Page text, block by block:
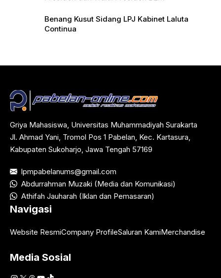
Benang Kusut Sidang LPJ Kabinet Laluta
Continua
Griya Mahasiswa, Universitas Muhammadiyah Surakarta
Jl. Ahmad Yani, Tromol Pos 1 Pabelan, Kec. Kartasura,
Kabupaten Sukoharjo, Jawa Tengah 57169
lpmpabelanums@gmail.com
Abdurrahman Muzaki (Media dan Komunikasi)
Athifah Jauharah (Iklan dan Pemasaran)
Navigasi
Website ResmiCompany ProfileSaluran KamiMerchandise
Media Sosial